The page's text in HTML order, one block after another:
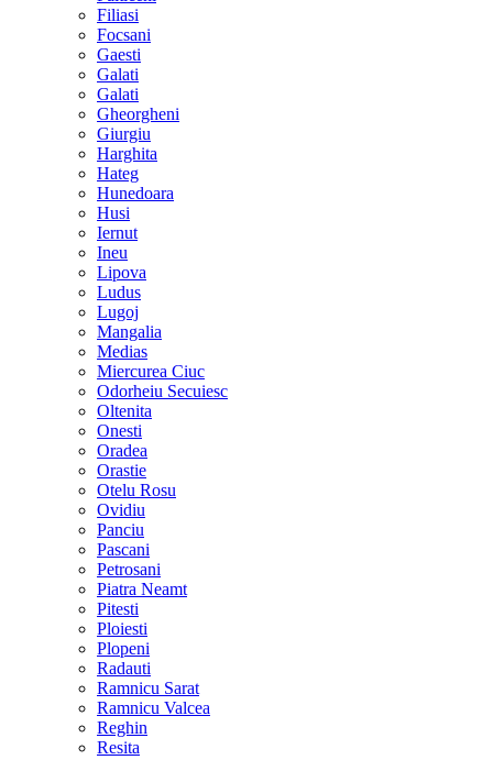
Filiasi
Focsani
Gaesti
Galati
Galati
Gheorgheni
Giurgiu
Harghita
Hateg
Hunedoara
Husi
Iernut
Ineu
Lipova
Ludus
Lugoj
Mangalia
Medias
Miercurea Ciuc
Odorheiu Secuiesc
Oltenita
Onesti
Oradea
Orastie
Otelu Rosu
Ovidiu
Panciu
Pascani
Petrosani
Piatra Neamt
Pitesti
Ploiesti
Plopeni
Radauti
Ramnicu Sarat
Ramnicu Valcea
Reghin
Resita